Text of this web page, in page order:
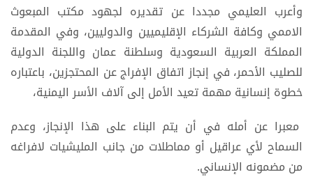
وأعرب العليمي مجددا عن تقديره لجهود مكتب المبعوث
الاممي وكافة الشركاء الإقليميين والدوليين، وفي المقدمة
المملكة العربية السعودية وسلطنة عمان واللجنة الدولية
للصليب الأحمر، في إنجاز اتفاق الإفراج عن المحتجزين، باعتباره
خطوة إنسانية مهمة تعيد الأمل إلى آلاف الأسر اليمنية،
معبرا عن أمله في أن يتم البناء على هذا الإنجاز، وعدم
السماح لأي عراقيل أو مماطلات من جانب المليشيات لافراغه
من مضمونه الإنساني.